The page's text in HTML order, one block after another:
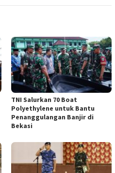
TNI Salurkan 70 Boat
Polyethylene untuk Bantu
Penanggulangan Banjir di
Bekasi